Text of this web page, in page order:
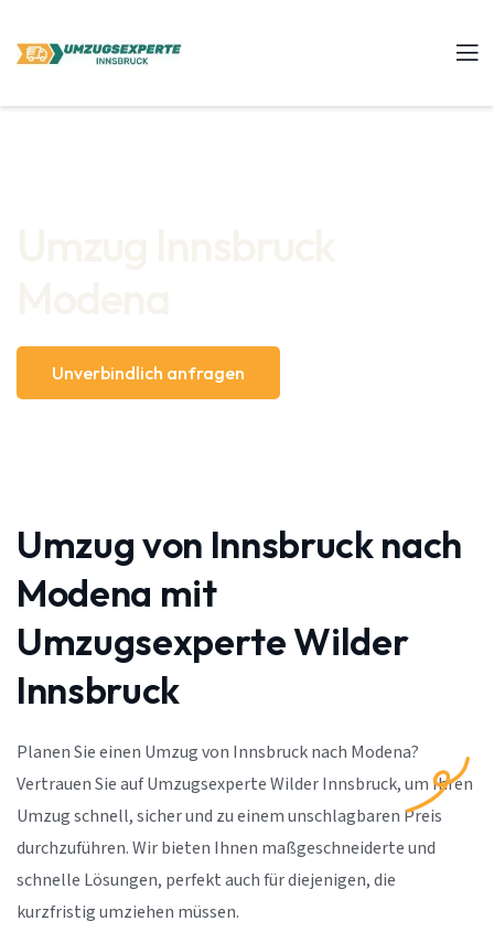
Unverbindlich anfragen
Umzug von Innsbruck nach
Modena mit
Umzugsexperte Wilder
Innsbruck
Planen Sie einen Umzug von Innsbruck nach Modena?
Vertrauen Sie auf Umzugsexperte Wilder Innsbruck, um Ihren
Umzug schnell, sicher und zu einem unschlagbaren Preis
durchzuführen. Wir bieten Ihnen maßgeschneiderte und
schnelle Lösungen, perfekt auch für diejenigen, die
kurzfristig umziehen müssen.